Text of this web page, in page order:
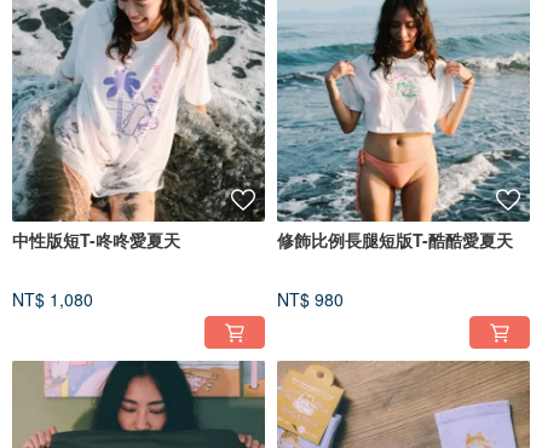
中性版短T-咚咚愛夏天
NT$ 1,080
修飾比例長腿短版T-酷酷愛夏天
NT$ 980